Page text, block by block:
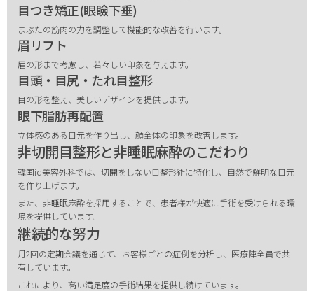
目つき矯正(眼瞼下垂)
まぶたの筋肉の力を調整して機能的な改善を行います。
眉リフト
眉の形まで考慮し、若々しい印象を与えます。
目頭・目尻・たれ目整形
目の形を整え、美しいデザインを提供します。
眼下脂肪再配置
立体感のある目元を作り出し、顔全体の印象を改善します。
非切開目整形と非睡眠麻酔のこだわり
韓国id美容外科では、切開をしない目整形術に特化し、自然で鮮明な目元
を作り上げます。
また、非睡眠麻酔を採用することで、患者様が快適に手術を受けられる環
境を提供しています。
継続的な努力
月2回の定期会議を通じて、お客様ごとの症例を分析し、医療陣全員で共
有しています。
これにより、高い満足度の手術結果を提供し続けています。